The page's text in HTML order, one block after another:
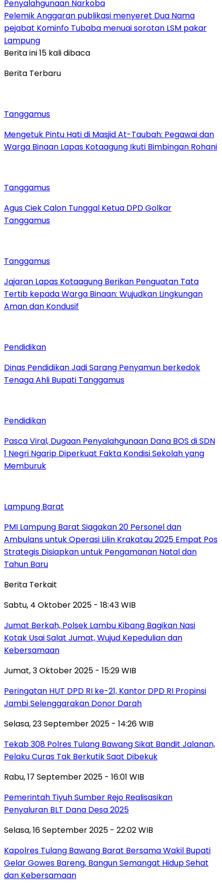
Penyalahgunaan Narkoba
Pelemik Anggaran publikasi menyeret Dua Nama
pejabat Kominfo Tubaba menuai sorotan LSM pakar
Lampung
Berita ini 15 kali dibaca
Berita Terbaru
Tanggamus
Mengetuk Pintu Hati di Masjid At-Taubah: Pegawai dan
Warga Binaan Lapas Kotaagung Ikuti Bimbingan Rohani
Tanggamus
Agus Ciek Calon Tunggal Ketua DPD Golkar
Tanggamus
Tanggamus
Jajaran Lapas Kotaagung Berikan Penguatan Tata
Tertib kepada Warga Binaan: Wujudkan Lingkungan
Aman dan Kondusif
Pendidikan
Dinas Pendidikan Jadi Sarang Penyamun berkedok
Tenaga Ahli Bupati Tanggamus
Pendidikan
Pasca Viral, Dugaan Penyalahgunaan Dana BOS di SDN
1 Negri Ngarip Diperkuat Fakta Kondisi Sekolah yang
Memburuk
Lampung Barat
PMI Lampung Barat Siagakan 20 Personel dan
Ambulans untuk Operasi Lilin Krakatau 2025 Empat Pos
Strategis Disiapkan untuk Pengamanan Natal dan
Tahun Baru
Berita Terkait
Sabtu, 4 Oktober 2025 - 18:43 WIB
Jumat Berkah, Polsek Lambu Kibang Bagikan Nasi
Kotak Usai Salat Jumat, Wujud Kepedulian dan
Kebersamaan
Jumat, 3 Oktober 2025 - 15:29 WIB
Peringatan HUT DPD RI ke-21, Kantor DPD RI Propinsi
Jambi Selenggarakan Donor Darah
Selasa, 23 September 2025 - 14:26 WIB
Tekab 308 Polres Tulang Bawang Sikat Bandit Jalanan,
Pelaku Curas Tak Berkutik Saat Dibekuk
Rabu, 17 September 2025 - 16:01 WIB
Pemerintah Tiyuh Sumber Rejo Realisasikan
Penyaluran BLT Dana Desa 2025
Selasa, 16 September 2025 - 22:02 WIB
Kapolres Tulang Bawang Barat Bersama Wakil Bupati
Gelar Gowes Bareng, Bangun Semangat Hidup Sehat
dan Kebersamaan